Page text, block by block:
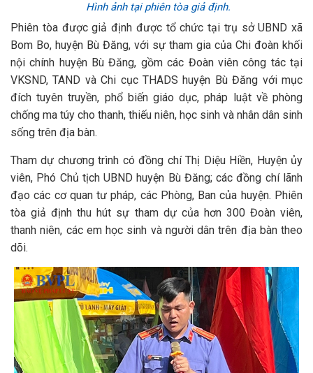
Hình ảnh tại phiên tòa giả định.
Phiên tòa được giả định được tổ chức tại trụ sở UBND xã
Bom Bo, huyện Bù Đăng, với sự tham gia của Chi đoàn khối
nội chính huyện Bù Đăng, gồm các Đoàn viên công tác tại
VKSND, TAND và Chi cục THADS huyện Bù Đăng với mục
đích tuyên truyền, phổ biến giáo dục, pháp luật về phòng
chống ma túy cho thanh, thiếu niên, học sinh và nhân dân sinh
sống trên địa bàn.
Tham dự chương trình có đồng chí Thị Diệu Hiền, Huyện ủy
viên, Phó Chủ tịch UBND huyện Bù Đăng; các đồng chí lãnh
đạo các cơ quan tư pháp, các Phòng, Ban của huyện. Phiên
tòa giả định thu hút sự tham dự của hơn 300 Đoàn viên,
thanh niên, các em học sinh và người dân trên địa bàn theo
dõi.